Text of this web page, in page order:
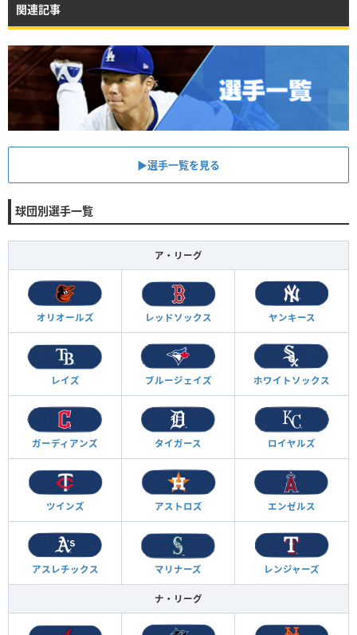
関連記事
▶︎選手一覧を見る
球団別選手一覧
ア・リーグ
オリオールズ レッドソックス ヤンキース
レイズ ブルージェイズ ホワイトソックス
ガーディアンズ タイガース ロイヤルズ
ツインズ アストロズ エンゼルス
アスレチックス マリナーズ レンジャーズ
ナ・リーグ